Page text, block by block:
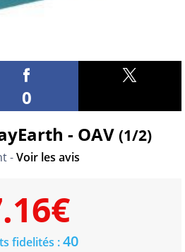
0
- OAV(1/2)
-Voir les avis
€
fidelités :40